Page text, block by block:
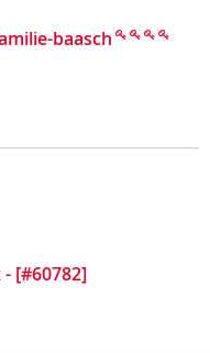
baasch
[#60782]